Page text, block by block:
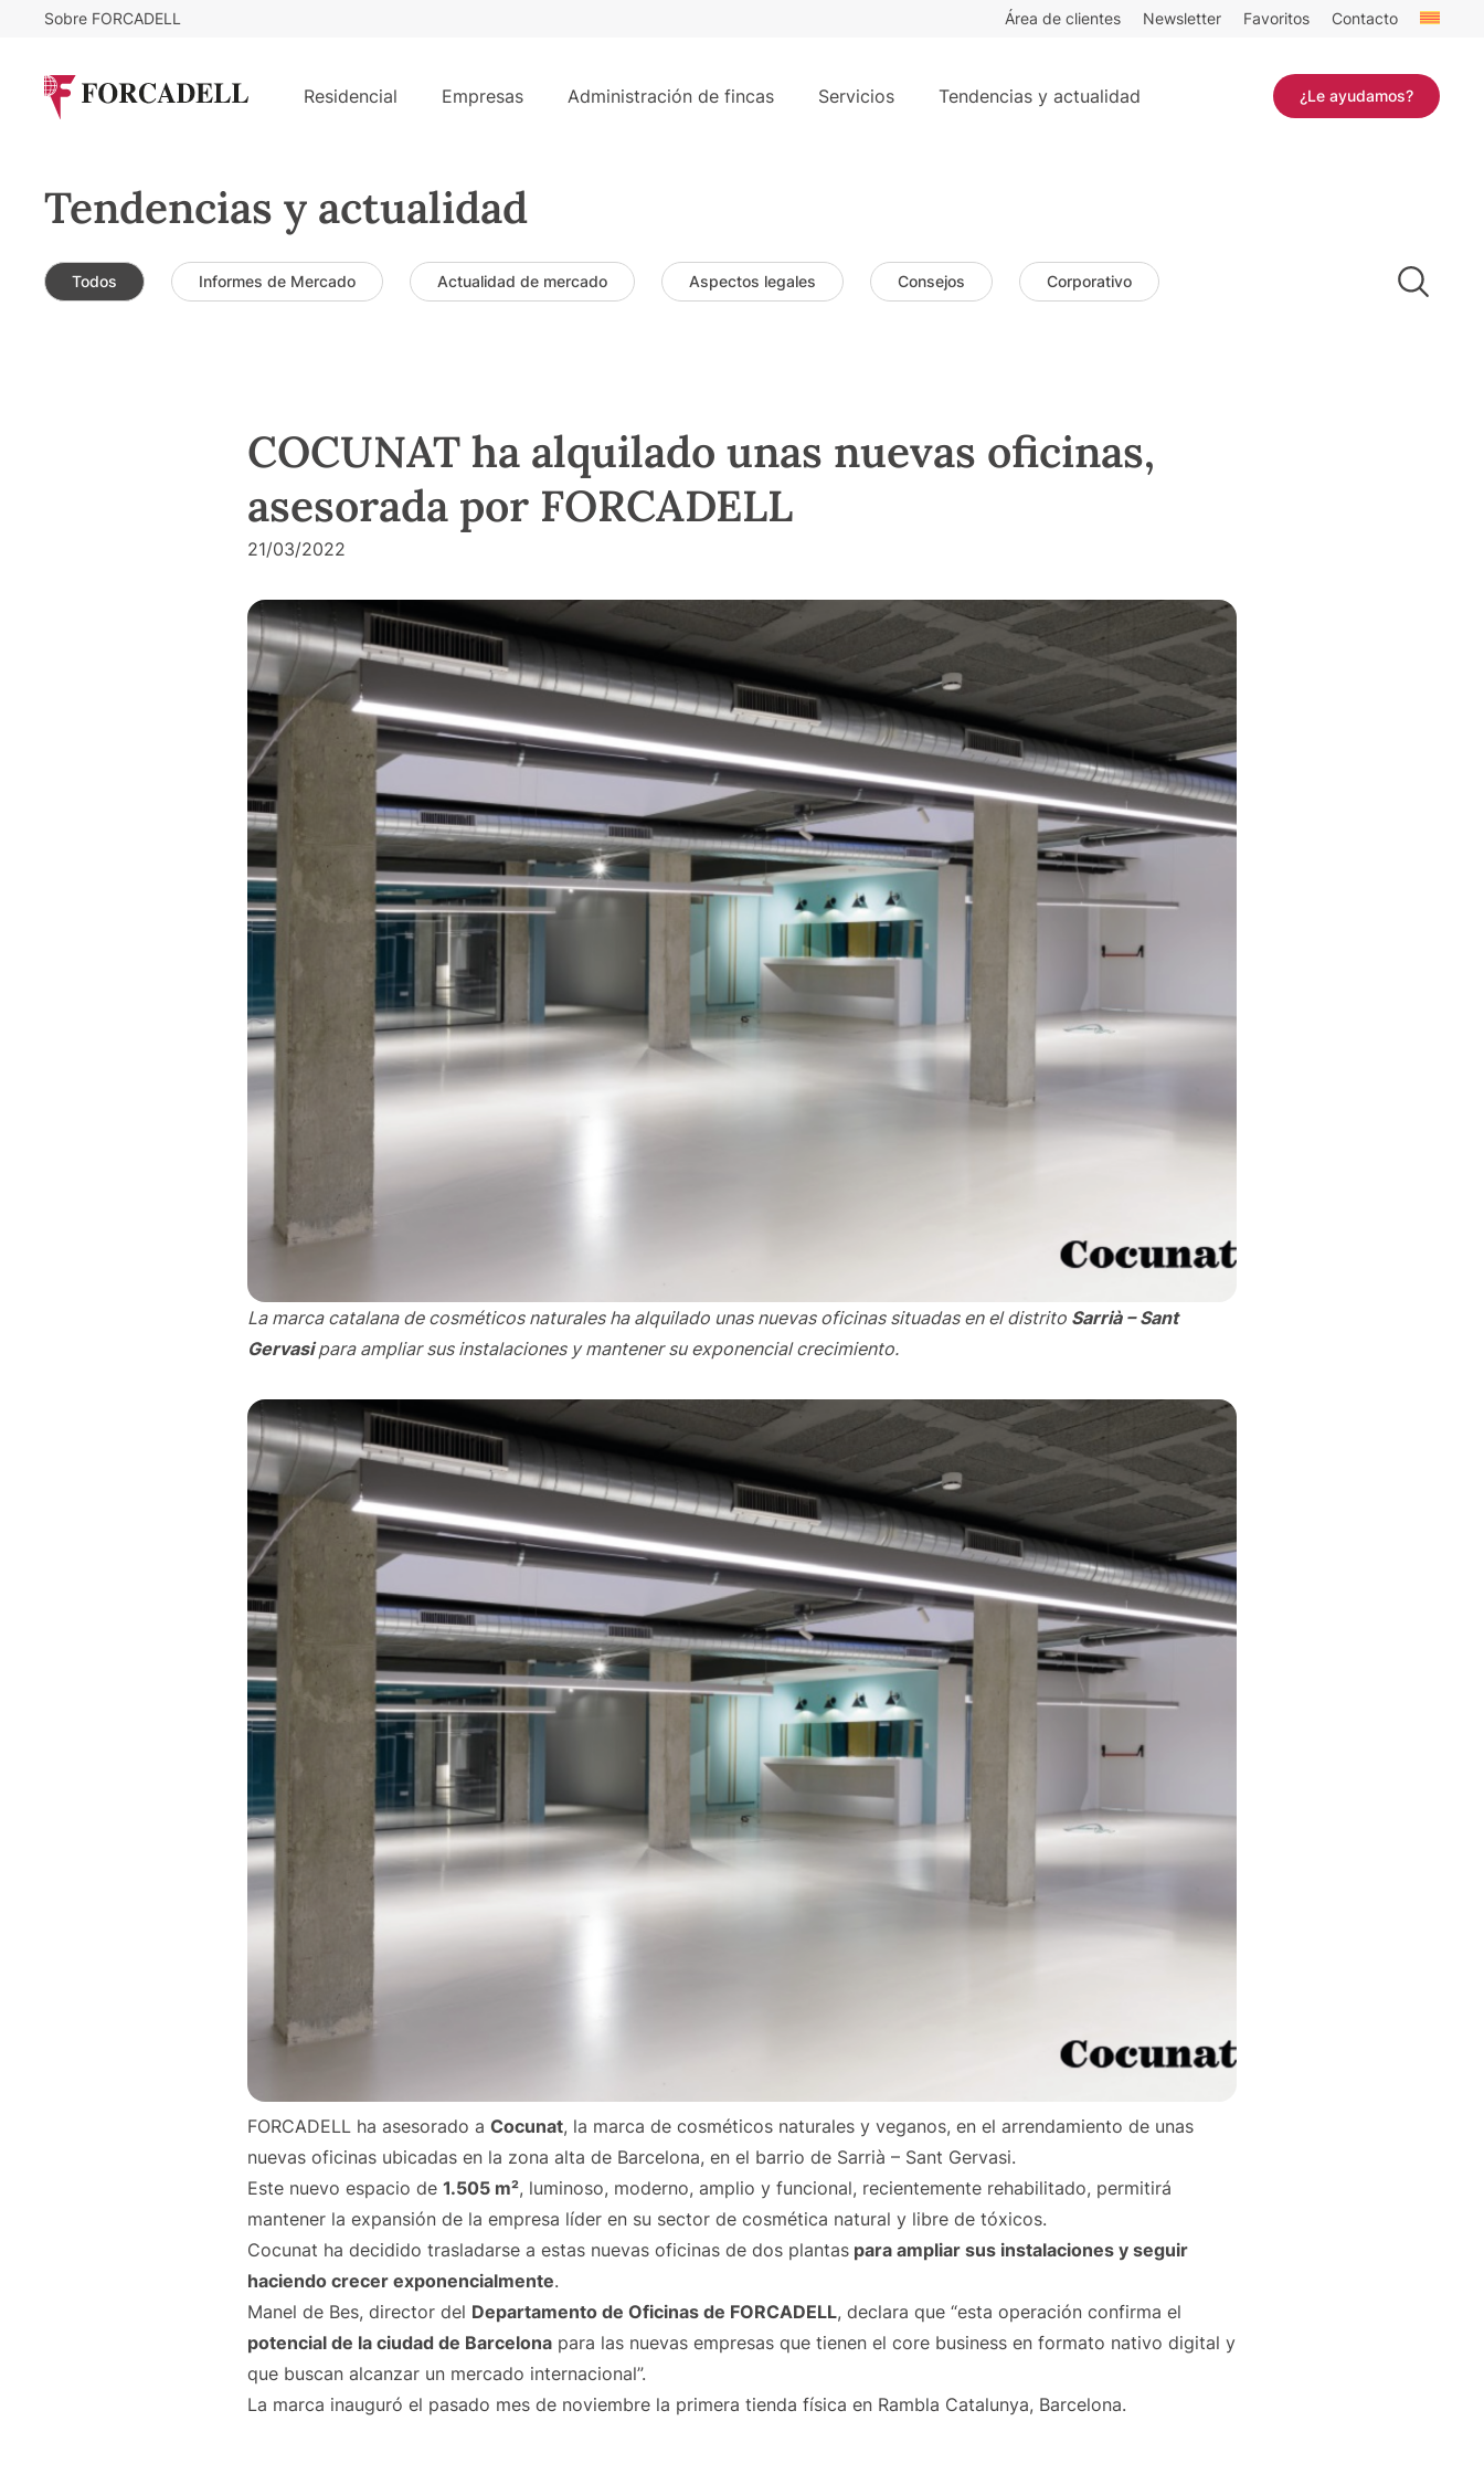
Sobre FORCADELL Área de clientes Newsletter Favoritos Contacto
Residencial Empresas Administración de fincas Servicios Tendencias y actualidad ¿Le ayudamos?
Tendencias y actualidad
Todos Informes de Mercado Actualidad de mercado Aspectos legales Consejos Corporativo
COCUNAT ha alquilado unas nuevas oficinas,
asesorada por FORCADELL
21/03/2022
La marca catalana de cosméticos naturales ha alquilado unas nuevas oficinas situadas en el distrito Sarrià – Sant
Gervasipara ampliar sus instalaciones y mantener su exponencial crecimiento.
FORCADELL ha asesorado a Cocunat, la marca de cosméticos naturales y veganos, en el arrendamiento de unas
nuevas oficinas ubicadas en la zona alta de Barcelona, en el barrio de Sarrià – Sant Gervasi.
Este nuevo espacio de 1.505 m², luminoso, moderno, amplio y funcional, recientemente rehabilitado, permitirá
mantener la expansión de la empresa líder en su sector de cosmética natural y libre de tóxicos.
Cocunat ha decidido trasladarse a estas nuevas oficinas de dos plantas para ampliar sus instalaciones y seguir
haciendo crecer exponencialmente.
Manel de Bes, director del Departamento de Oficinas de FORCADELL, declara que “esta operación confirma el
potencial de la ciudad de Barcelona para las nuevas empresas que tienen el core business en formato nativo digital y
que buscan alcanzar un mercado internacional”.
La marca inauguró el pasado mes de noviembre la primera tienda física en Rambla Catalunya, Barcelona.